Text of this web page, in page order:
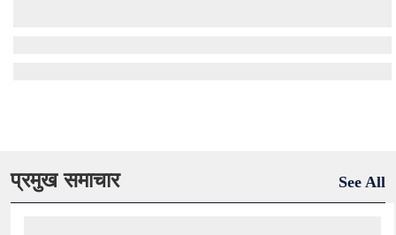
प्रमुख समाचार See All